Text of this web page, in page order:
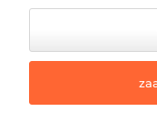
© 2026